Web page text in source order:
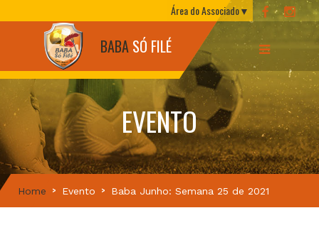
Área do Associado
BABA SÓ FILÉ
EVENTO
Home Evento Baba Junho: Semana 25 de 2021